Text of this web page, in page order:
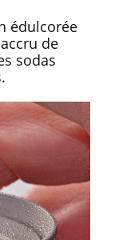
édulcorée
de
sodas